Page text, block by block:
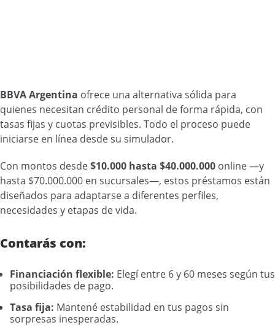
BBVA Argentina ofrece una alternativa sólida para
quienes necesitan crédito personal de forma rápida, con
tasas fijas y cuotas previsibles. Todo el proceso puede
iniciarse en línea desde su simulador.
Con montos desde$10.000 hasta $40.000.000 online —y
hasta $70.000.000 en sucursales—, estos préstamos están
diseñados para adaptarse a diferentes perfiles,
necesidades y etapas de vida.
Contarás con:
Financiación flexible: Elegí entre 6 y 60 meses según tus
posibilidades de pago.
Tasa fija: Mantené estabilidad en tus pagos sin
sorpresas inesperadas.